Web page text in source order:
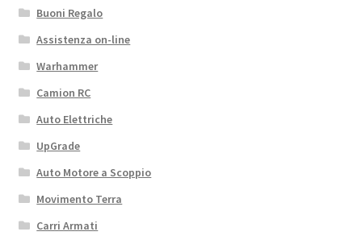
Buoni Regalo
Assistenza on-line
Warhammer
Camion RC
Auto Elettriche
UpGrade
Auto Motore a Scoppio
Movimento Terra
Carri Armati